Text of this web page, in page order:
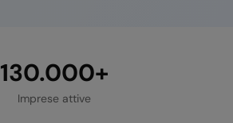
130.000+
Imprese attive